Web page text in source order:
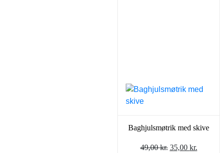
Baghjulsmøtrik med skive
49,00kr. Den
35,00 kr.